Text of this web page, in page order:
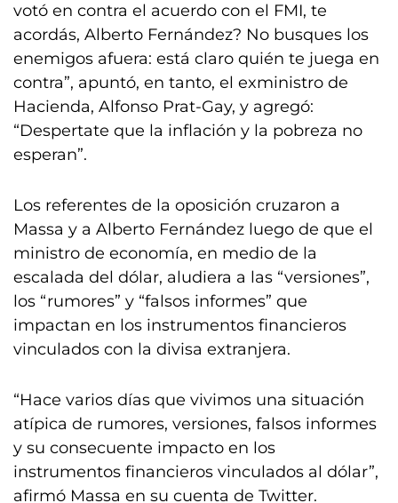
votó en contra el acuerdo con el FMI, te
acordás, Alberto Fernández? No busques los
enemigos afuera: está claro quién te juega en
contra”, apuntó, en tanto, el exministro de
Hacienda, Alfonso Prat-Gay, y agregó:
“Despertate que la inflación y la pobreza no
esperan”.
Los referentes de la oposición cruzaron a
Massa y a Alberto Fernández luego de que el
ministro de economía, en medio de la
escalada del dólar, aludiera a las “versiones”,
los “rumores” y “falsos informes” que
impactan en los instrumentos financieros
vinculados con la divisa extranjera.
“Hace varios días que vivimos una situación
atípica de rumores, versiones, falsos informes
y su consecuente impacto en los
instrumentos financieros vinculados al dólar”,
afirmó Massa en su cuenta de Twitter.